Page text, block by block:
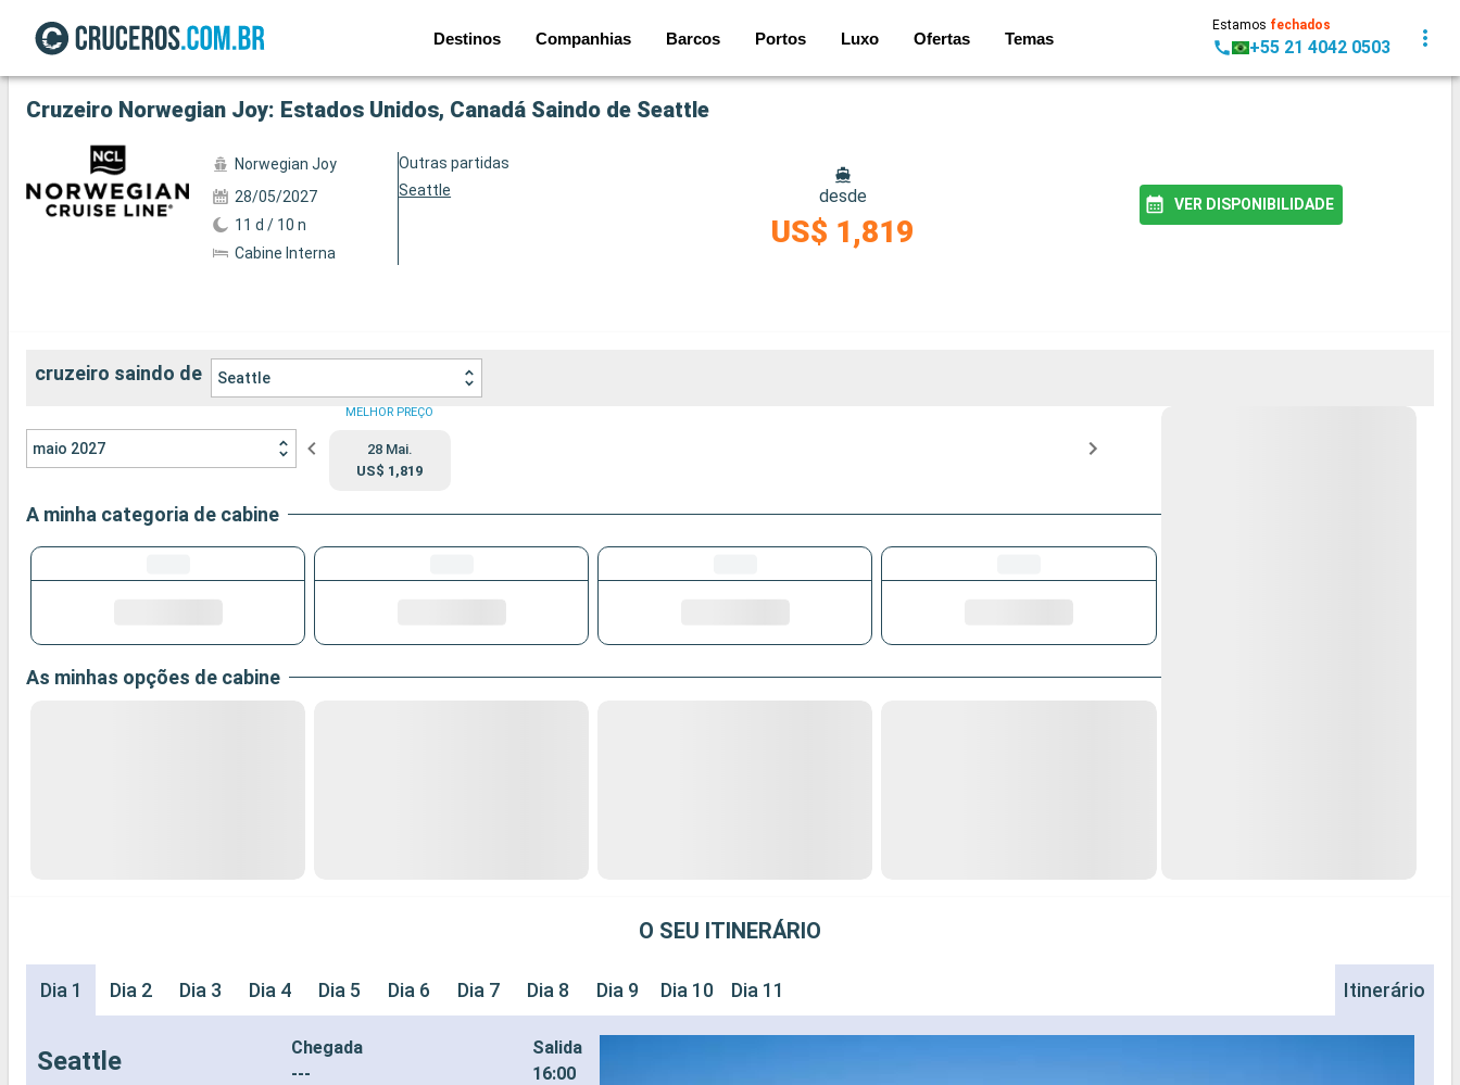
Destinos Companhias Barcos Portos Luxo Ofertas Temas
Estamos fechados
+55 21 4042 0503
Ver a 42 fotos
Cruzeiro Norwegian Joy: Estados Unidos, Canadá Saindo de Seattle
Norwegian Joy
28/05/2027
11 d / 10 n
Cabine Interna
Outras partidas
Seattle
desde
US$ 1,819
VER DISPONIBILIDADE
cruzeiro saindo de Seattle
maio 2027
MELHOR PREÇO
28 Mai.
US$ 1,819
A minha categoria de cabine
As minhas opções de cabine
O SEU ITINERÁRIO
Dia 1 Dia 2 Dia 3 Dia 4 Dia 5 Dia 6 Dia 7 Dia 8 Dia 9 Dia 10 Dia 11 Itinerário
Seattle
Chegada
---
Salida
16:00